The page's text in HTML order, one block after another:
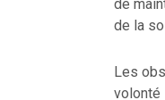
de
de la
Les
volonté